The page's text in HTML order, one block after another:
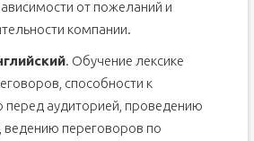
от пожеланий и
компании.
. Обучение лексике
способности к
перед аудиторией, проведению
ведению переговоров по